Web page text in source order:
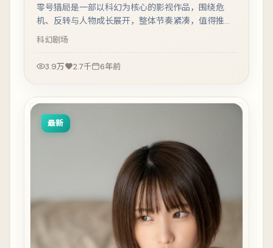
零号猎局是一部以科幻为核心的影视作品，围绕危
机、反转与人物成长展开，整体节奏紧凑，值得推荐
观看。
科幻剧场
3.9万 2.7千 6年前
最新